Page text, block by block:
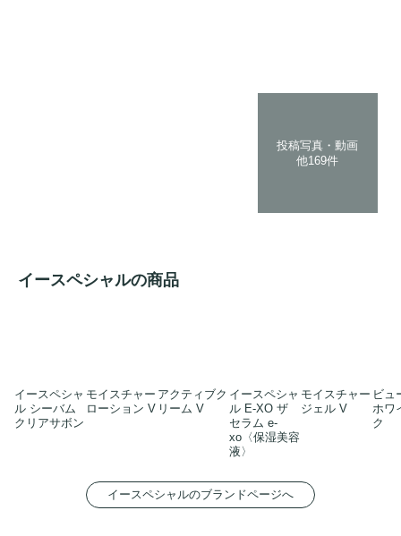
投稿写真・動画
他169件
イースペシャルの商品
イースペシャ
ル シーバム
クリアサボン
モイスチャー
ローション V
アクティブク
リーム V
イースペシャ
ル E-XO ザ
セラム e-
xo〈保湿美容
液〉
モイスチャー
ジェル V
ビュ
ホワ
ク
イースペシャルのブランドページへ